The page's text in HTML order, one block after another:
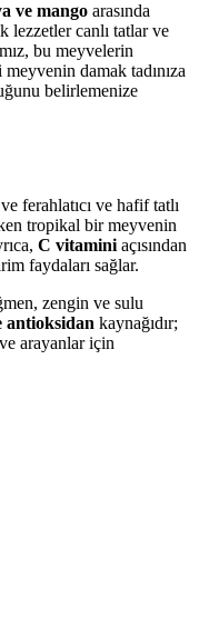
ve mango arasında
lezzetler canlı tatlar ve
bu meyvelerin
damak tadınıza
belirlemenize
ferahlatıcı ve hafif tatlı
tropikal bir meyvenin
C vitamini açısından
faydaları sağlar.
zengin ve sulu
antioksidan kaynağıdır;
arayanlar için